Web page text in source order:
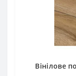
Вінілове